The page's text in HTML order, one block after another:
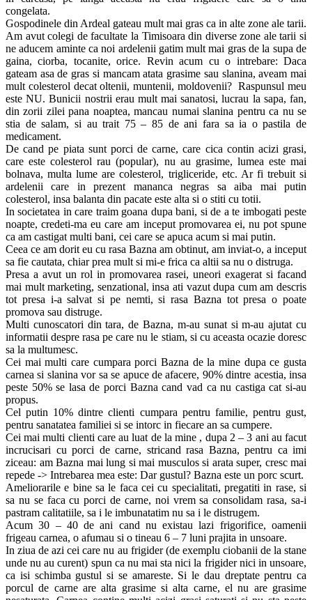
congelata.
Gospodinele din Ardeal gateau mult mai gras ca in alte zone ale tarii.
Am avut colegi de facultate la Timisoara din diverse zone ale tarii si
ne aducem aminte ca noi ardelenii gatim mult mai gras de la supa de
gaina, ciorba, tocanite, orice. Revin acum cu o intrebare: Daca
gateam asa de gras si mancam atata grasime sau slanina, aveam mai
mult colesterol decat oltenii, muntenii, moldovenii? Raspunsul meu
este NU. Bunicii nostrii erau mult mai sanatosi, lucrau la sapa, fan,
din zorii zilei pana noaptea, mancau numai slanina pentru ca nu se
stia de salam, si au trait 75 – 85 de ani fara sa ia o pastila de
medicament.
De cand pe piata sunt porci de carne, care cica contin acizi grasi,
care este colesterol rau (popular), nu au grasime, lumea este mai
bolnava, multa lume are colesterol, trigliceride, etc. Ar fi trebuit si
ardelenii care in prezent mananca negras sa aiba mai putin
colesterol, insa balanta din pacate este alta si o stiti cu totii.
In societatea in care traim goana dupa bani, si de a te imbogati peste
noapte, credeti-ma eu care am inceput promovarea ei, nu pot spune
ca am castigat multi bani, cei care se apuca acum si mai putin.
Ceea ce am dorit eu cu rasa Bazna am obtinut, am inviat-o, a inceput
sa fie cautata, chiar prea mult si mi-e frica ca altii sa nu o distruga.
Presa a avut un rol in promovarea rasei, uneori exagerat si facand
mai mult marketing, senzational, insa ati vazut dupa cum am descris
tot presa i-a salvat si pe nemti, si rasa Bazna tot presa o poate
promova sau distruge.
Multi cunoscatori din tara, de Bazna, m-au sunat si m-au ajutat cu
informatii despre rasa pe care nu le stiam, si cu aceasta ocazie doresc
sa la multumesc.
Cei mai multi care cumpara porci Bazna de la mine dupa ce gusta
carnea si slanina vor sa se apuce de afacere, 90% dintre acestia, insa
peste 50% se lasa de porci Bazna cand vad ca nu castiga cat si-au
propus.
Cel putin 10% dintre clienti cumpara pentru familie, pentru gust,
pentru sanatatea familiei si se intorc in fiecare an sa cumpere.
Cei mai multi clienti care au luat de la mine , dupa 2 – 3 ani au facut
incrucisari cu porci de carne, stricand rasa Bazna, pentru ca imi
ziceau: am Bazna mai lung si mai musculos si arata super, cresc mai
repede -> Intrebarea mea este: Dar gustul? Bazna este un porc scurt.
Ameliorarile e bine sa le faca cei cu specialitati, pregatiti in rase, si
sa nu se faca cu porci de carne, noi vrem sa consolidam rasa, sa-i
pastram calitatiile, sa i le imbunatatim nu sa i le distrugem.
Acum 30 – 40 de ani cand nu existau lazi frigorifice, oamenii
frigeau carnea, o afumau si o tineau 6 – 7 luni prajita in unsoare.
In ziua de azi cei care nu au frigider (de exemplu ciobanii de la stane
unde nu au curent) spun ca nu mai sta nici la frigider nici in unsoare,
ca isi schimba gustul si se amareste. Si le dau dreptate pentru ca
porcul de carne are alta grasime si alta carne, el nu are grasime